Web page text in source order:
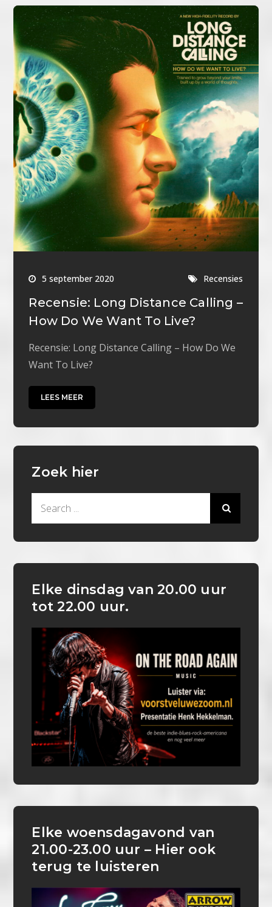
5 september 2020 Recensies
Recensie: Long Distance Calling –
How Do We Want To Live?
Recensie: Long Distance Calling – How Do We
Want To Live?
LEES MEER
Zoek hier
Elke dinsdag van 20.00 uur
tot 22.00 uur.
Elke woensdagavond van
21.00-23.00 uur – Hier ook
terug te luisteren